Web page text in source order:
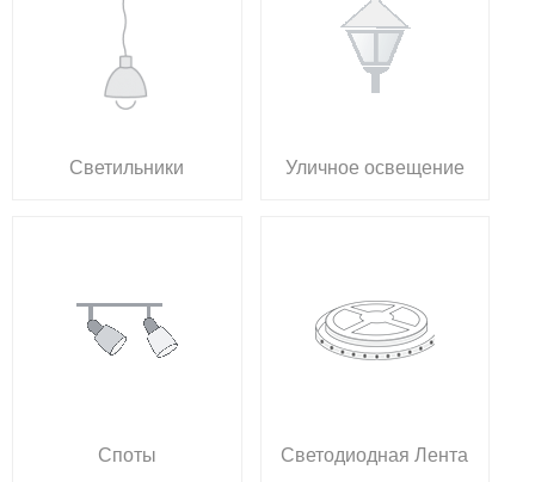
Светильники Уличное освещение
Споты Светодиодная Лента